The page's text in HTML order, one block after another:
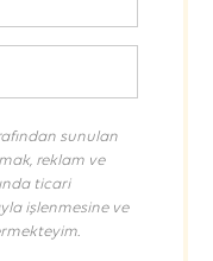
sunulan
reklam ve
ticari
işlenmesine ve